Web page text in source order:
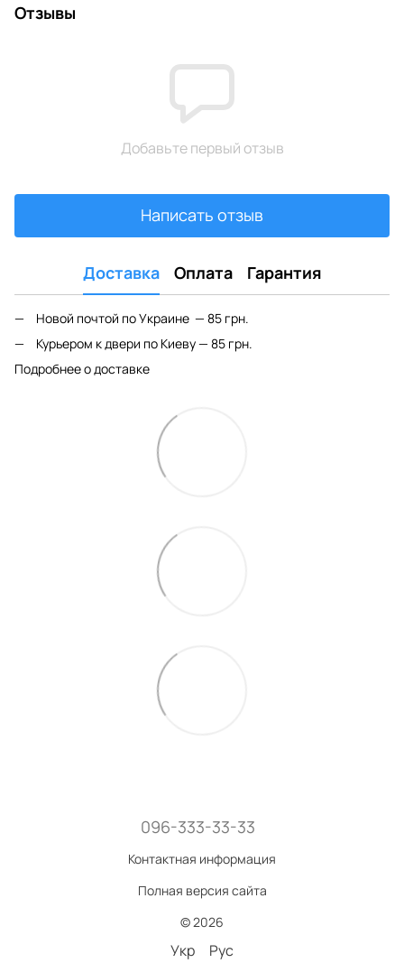
Отзывы
Добавьте первый отзыв
Написать отзыв
Доставка Оплата Гарантия
Новой почтой по Украине — 85 грн.
Курьером к двери по Киеву — 85 грн.
Подробнее о доставке
096-333-33-33
Контактная информация
Полная версия сайта
© 2026
Укр Рус